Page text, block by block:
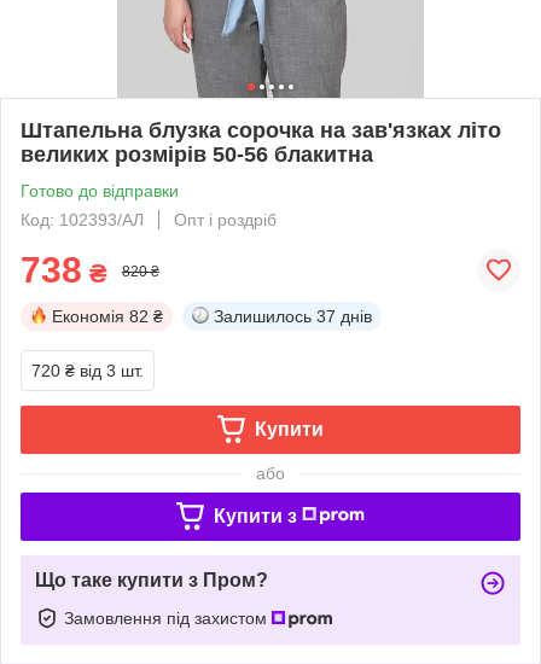
Штапельна блузка сорочка на зав'язках літо
великих розмірів 50-56 блакитна
Готово до відправки
Код: 102393/АЛ
Опт і роздріб
738 ₴ 820 ₴
Економія 82 ₴ Залишилось 37 днів
720 ₴ від 3 шт.
Купити
або
Купити з
Що таке купити з Пром?
Замовлення під захистом